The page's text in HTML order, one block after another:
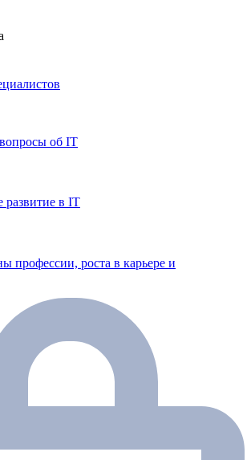
об IT
развитие в IT
профессии, роста в карьере и